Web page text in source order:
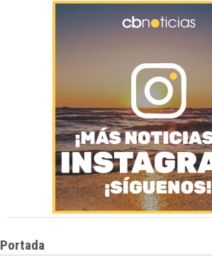
Portada